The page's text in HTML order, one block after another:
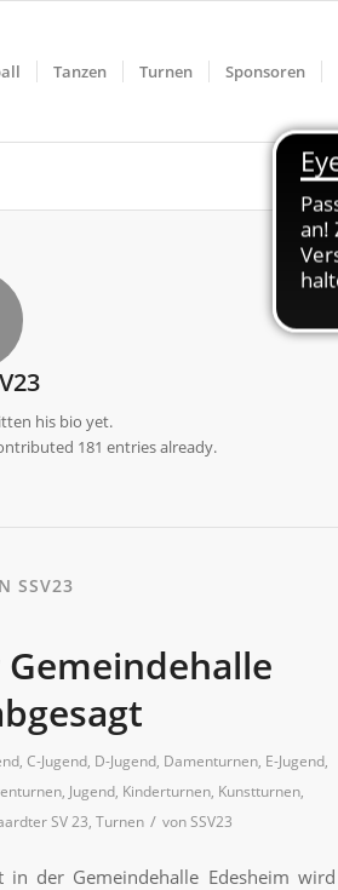
Tanzen Turnen Sponsoren
his bio yet.
181 entries already.
SSV23
, C-Jugend, D-Jugend, Damenturnen, E-Jugend,
, Jugend, Kinderturnen, Kunstturnen,
SV 23, Turnen / vonSSV23
in der Gemeindehalle Edesheim wird